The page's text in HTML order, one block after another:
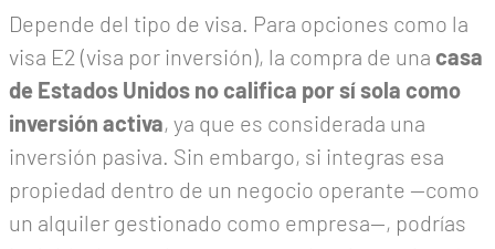
Depende del tipo de visa. Para opciones como la
visa E2 (visa por inversión), la compra de una casa
de Estados Unidos no califica por sí sola como
inversión activa, ya que es considerada una
inversión pasiva. Sin embargo, si integras esa
propiedad dentro de un negocio operante —como
un alquiler gestionado como empresa—, podrías